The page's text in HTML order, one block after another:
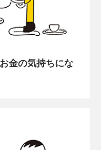
金の気持ちにな